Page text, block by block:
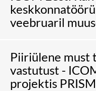
veebruaril
Piiriülene must
vastutust -
projektis PRISM